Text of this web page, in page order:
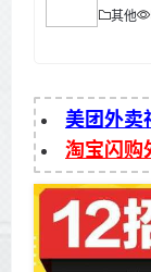
其他
美团外
淘宝闪